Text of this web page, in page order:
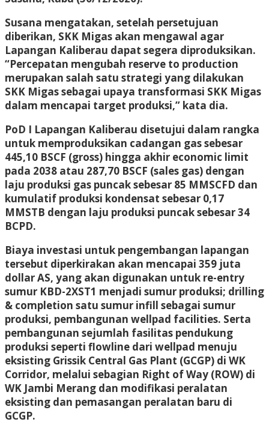
Susana mengatakan, setelah persetujuan
diberikan, SKK Migas akan mengawal agar
Lapangan Kaliberau dapat segera diproduksikan.
“Percepatan mengubah reserve to production
merupakan salah satu strategi yang dilakukan
SKK Migas sebagai upaya transformasi SKK Migas
dalam mencapai target produksi,” kata dia.
PoD I Lapangan Kaliberau disetujui dalam rangka
untuk memproduksikan cadangan gas sebesar
445,10 BSCF (gross) hingga akhir economic limit
pada 2038 atau 287,70 BSCF (sales gas) dengan
laju produksi gas puncak sebesar 85 MMSCFD dan
kumulatif produksi kondensat sebesar 0,17
MMSTB dengan laju produksi puncak sebesar 34
BCPD.
Biaya investasi untuk pengembangan lapangan
tersebut diperkirakan akan mencapai 359 juta
dollar AS, yang akan digunakan untuk re-entry
sumur KBD-2XST1 menjadi sumur produksi; drilling
& completion satu sumur infill sebagai sumur
produksi, pembangunan wellpad facilities. Serta
pembangunan sejumlah fasilitas pendukung
produksi seperti flowline dari wellpad menuju
eksisting Grissik Central Gas Plant (GCGP) di WK
Corridor, melalui sebagian Right of Way (ROW) di
WK Jambi Merang dan modifikasi peralatan
eksisting dan pemasangan peralatan baru di
GCGP.